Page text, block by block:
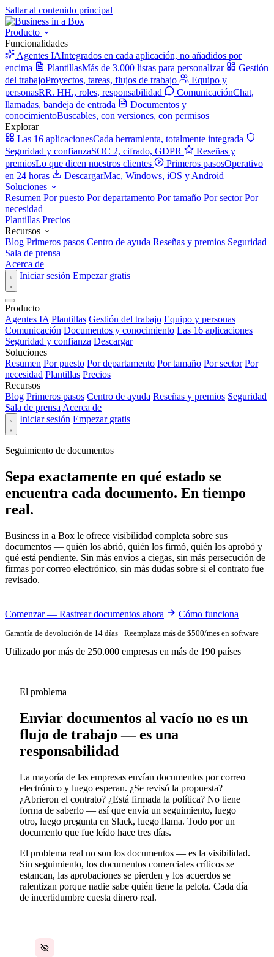
Saltar al contenido principal
Producto
Funcionalidades
Agentes IAIntegrados en cada aplicación, no añadidos por
encima
PlantillasMás de 3.000 listas para personalizar
Gestión
del trabajoProyectos, tareas, flujos de trabajo
Equipo y
personasRR. HH., roles, responsabilidad ComunicaciónChat,
llamadas, bandeja de entrada
Documentos y
conocimientoBuscables, con versiones, con permisos
Explorar
Las 16 aplicacionesCada herramienta, totalmente integrada
Seguridad y confianzaSOC 2, cifrado, GDPR
Reseñas y
premiosLo que dicen nuestros clientes Primeros pasosOperativo
en 24 horas
DescargarMac, Windows, iOS y Android
Soluciones
Resumen Por puesto Por departamento Por tamaño Por sector Por
necesidad
Plantillas Precios
Recursos
Blog Primeros pasos Centro de ayuda Reseñas y premios Seguridad
Sala de prensa
Acerca de
Iniciar sesión Empezar gratis
Producto
Agentes IA Plantillas Gestión del trabajo Equipo y personas
Comunicación Documentos y conocimiento Las 16 aplicaciones
Seguridad y confianza Descargar
Soluciones
Resumen Por puesto Por departamento Por tamaño Por sector Por
necesidad Plantillas Precios
Recursos
Blog Primeros pasos Centro de ayuda Reseñas y premios Seguridad
Sala de prensa Acerca de
Iniciar sesión Empezar gratis
Seguimiento de documentos
Sepa exactamente en qué estado se
encuentra cada documento. En tiempo
real.
Business in a Box le ofrece visibilidad completa sobre sus
documentos — quién los abrió, quién los firmó, quién los aprobó y
qué está pendiente. Sin más envíos a ciegas, sin más persecución de
firmas por correo electrónico, sin más dudas sobre si el contrato fue
revisado.
Comenzar — Rastrear documentos ahora Cómo funciona
Garantía de devolución de 14 días · Reemplaza más de $500/mes en software
Utilizado por más de 250.000 empresas en más de 190 países
El problema
Enviar documentos al vacío no es un
flujo de trabajo — es una
responsabilidad
La mayoría de las empresas envían documentos por correo
electrónico y luego esperan. ¿Se revisó la propuesta?
¿Abrieron el contrato? ¿Está firmada la política? No tiene
forma de saberlo — así que envía un seguimiento, luego
otro, luego pregunta en Slack, luego llama. Todo por un
documento que fue leído hace tres días.
El problema real no son los documentos — es la visibilidad.
Sin seguimiento, los documentos comerciales críticos se
estancan, las aprobaciones se pierden y los acuerdos se
ralentizan porque nadie sabe quién tiene la pelota. Cada día
de incertidumbre cuesta dinero real.